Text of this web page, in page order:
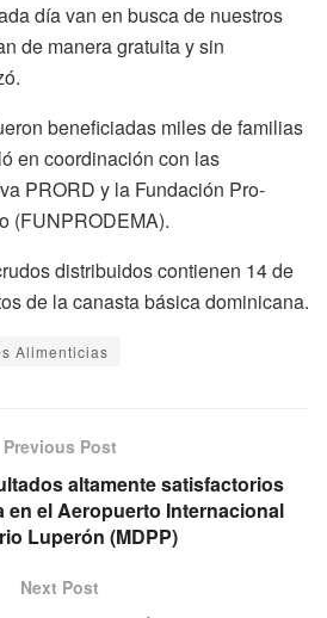
día van en busca de nuestros
de manera gratuita y sin
beneficiadas miles de familias
en coordinación con las
PRORD y la Fundación Pro-
(FUNPRODEMA).
distribuidos contienen 14 de
de la canasta básica dominicana.
Alimenticias
Previous Post
altamente satisfactorios
en el Aeropuerto Internacional
Luperón (MDPP)
Next Post